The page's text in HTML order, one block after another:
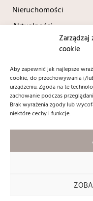
cookie
Aby zapewnić jak najlepsze
cookie, do przechowywania i/
urządzeniu. Zgoda na te
zachowanie podczas
Brak wyrażenia zgody lub
niektóre cechy i funkcje.
Nieruchomości
Aktualności
Kontakt
+48 604 690 037
Social media:
Copyright